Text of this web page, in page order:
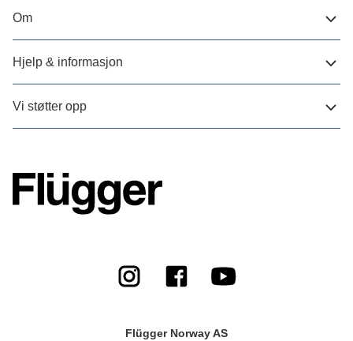
Om
Hjelp & informasjon
Vi støtter opp
Flügger Norway AS